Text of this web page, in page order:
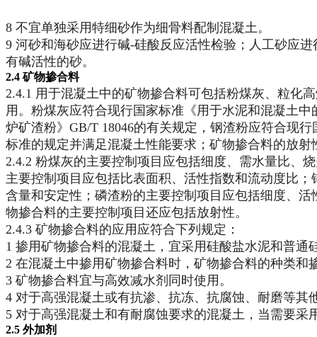
8 不宜单独采用特细砂作为细骨料配制混凝土。
9 河砂和海砂应进行碱-硅酸反应活性检验；人工砂应
有碱活性的砂。
2.4 矿物掺合料
2.4.1 用于混凝土中的矿物掺合料可包括粉煤灰、粒化
用。粉煤灰应符合现行国家标准《用于水泥和混凝土
炉矿渣粉》GB/T 18046的有关规定，钢渣粉应符合现
标准的规定并满足混凝土性能要求；矿物掺合料的放
2.4.2 粉煤灰的主要控制项目应包括细度、需水量比、
主要控制项目应包括比表面积、活性指数和流动度比
含量和安定性；磷渣粉的主要控制项目应包括细度、
物掺合料的主要控制项目还应包括放射性。
2.4.3 矿物掺合料的应用应符合下列规定：
1 掺用矿物掺合料的混凝土，宜采用硅酸盐水泥和普通
2 在混凝土中掺用矿物掺合料时，矿物掺合料的种类和
3 矿物掺合料宜与高效减水剂同时使用。
4 对于高强混凝土或有抗渗、抗冻、抗腐蚀、耐磨等
5 对于高强混凝土和有耐腐蚀要求的混凝土，当需要
2.5 外加剂